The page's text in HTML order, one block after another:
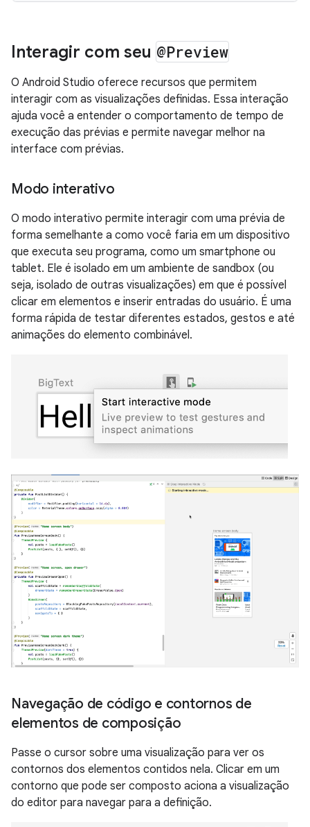
Interagir com seu @Preview
O Android Studio oferece recursos que permitem
interagir com as visualizações definidas. Essa interação
ajuda você a entender o comportamento de tempo de
execução das prévias e permite navegar melhor na
interface com prévias.
Modo interativo
O modo interativo permite interagir com uma prévia de
forma semelhante a como você faria em um dispositivo
que executa seu programa, como um smartphone ou
tablet. Ele é isolado em um ambiente de sandbox (ou
seja, isolado de outras visualizações) em que é possível
clicar em elementos e inserir entradas do usuário. É uma
forma rápida de testar diferentes estados, gestos e até
animações do elemento combinável.
Navegação de código e contornos de
elementos de composição
Passe o cursor sobre uma visualização para ver os
contornos dos elementos contidos nela. Clicar em um
contorno que pode ser composto aciona a visualização
do editor para navegar para a definição.